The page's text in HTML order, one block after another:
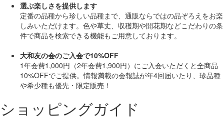
選ぶ楽しさを提供します
定番の品種から珍しい品種まで、通販ならではの品ぞろえをお楽
しみいただけます。色や草丈、収穫期や開花期などこだわりの条
件で商品を検索できる機能もご用意しております。
大和友の会のご入会で10%OFF
1年会費1,000円（2年会費1,900円）にご入会いただくと全商品
10%OFFでご提供。情報満載の会報誌が年4回届いたり、珍品種
や希少種も優先・限定販売！
ショッピングガイド